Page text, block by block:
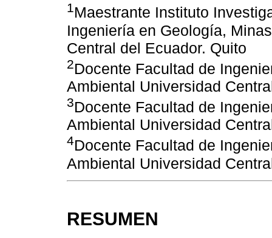
1Maestrante Instituto
Ingeniería en Geología,
Central del Ecuador. Quito
2Docente Facultad de
Ambiental Universidad
3Docente Facultad de
Ambiental Universidad
4Docente Facultad de
Ambiental Universidad
RESUMEN